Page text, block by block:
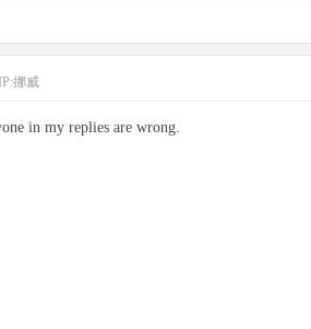
IP:挪威
in my replies are wrong.